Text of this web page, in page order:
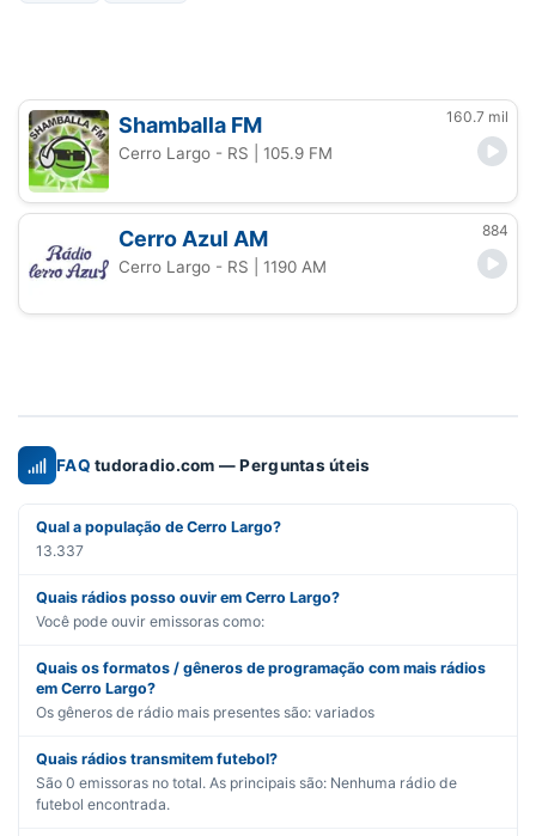
Shamballa FM 160.7 mil
Cerro Largo - RS | 105.9 FM
Cerro Azul AM 884
Cerro Largo - RS | 1190 AM
FAQ tudoradio.com — Perguntas úteis
Qual a população de Cerro Largo?
13.337
Quais rádios posso ouvir em Cerro Largo?
Você pode ouvir emissoras como:
Quais os formatos / gêneros de programação com mais rádios
em Cerro Largo?
Os gêneros de rádio mais presentes são: variados
Quais rádios transmitem futebol?
São 0 emissoras no total. As principais são: Nenhuma rádio de
futebol encontrada.